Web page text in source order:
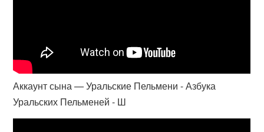
Аккаунт сына — Уральские Пельмени - Азбука
Уральских Пельменей - Ш